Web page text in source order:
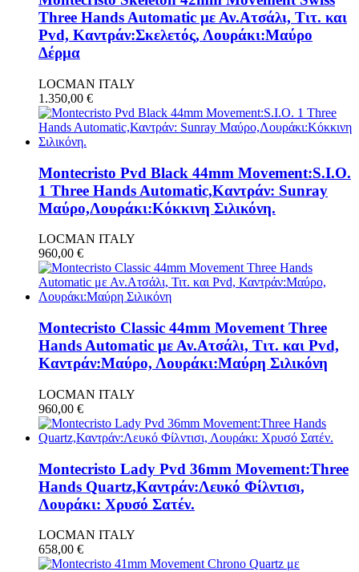
Three Hands Automatic με Αν.Ατσάλι, Τιτ. και
Pvd, Καντράν:Σκελετός, Λουράκι:Μαύρο
Δέρμα
LOCMAN ITALY
1.350,00 €
Montecristo Pvd Black 44mm Movement:S.I.O.
1 Three Hands Automatic,Καντράν: Sunray
Μαύρο,Λουράκι:Κόκκινη Σιλικόνη.
LOCMAN ITALY
960,00 €
Montecristo Classic 44mm Movement Three
Hands Automatic με Αν.Ατσάλι, Τιτ. και Pvd,
Καντράν:Μαύρο, Λουράκι:Μαύρη Σιλικόνη
LOCMAN ITALY
960,00 €
Montecristo Lady Pvd 36mm Movement:Three
Hands Quartz,Καντράν:Λευκό Φίλντισι,
Λουράκι: Χρυσό Σατέν.
LOCMAN ITALY
658,00 €